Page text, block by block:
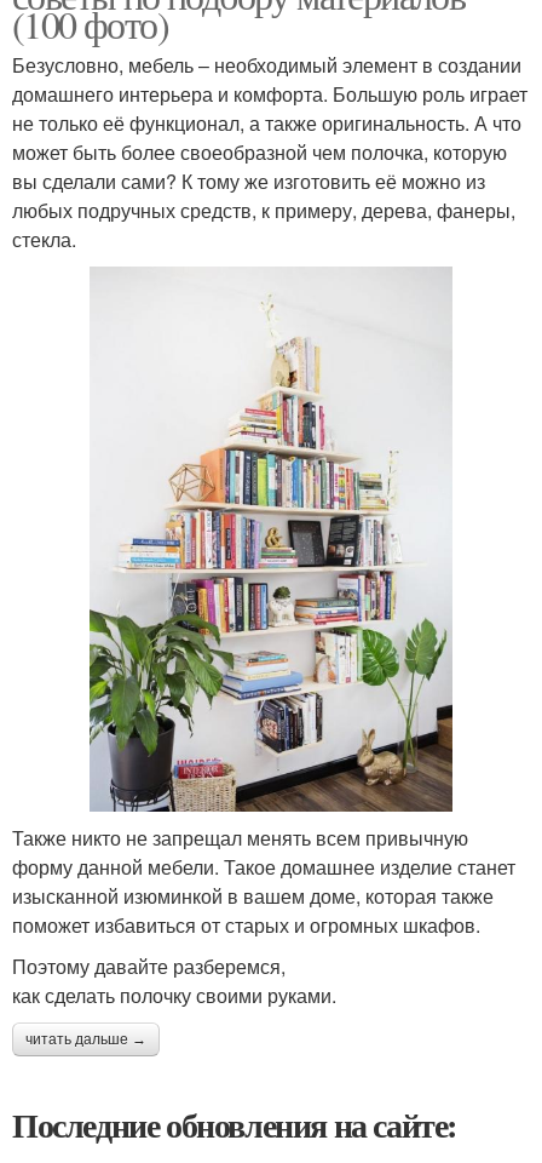
(100 фото)
Безусловно, мебель – необходимый элемент в создании
домашнего интерьера и комфорта. Большую роль играет
не только её функционал, а также оригинальность. А что
может быть более своеобразной чем полочка, которую
вы сделали сами? К тому же изготовить её можно из
любых подручных средств, к примеру, дерева, фанеры,
стекла.
Также никто не запрещал менять всем привычную
форму данной мебели. Такое домашнее изделие станет
изысканной изюминкой в вашем доме, которая также
поможет избавиться от старых и огромных шкафов.
Поэтому давайте разберемся,
как сделать полочку своими руками.
читать дальше →
Последние обновления на сайте: